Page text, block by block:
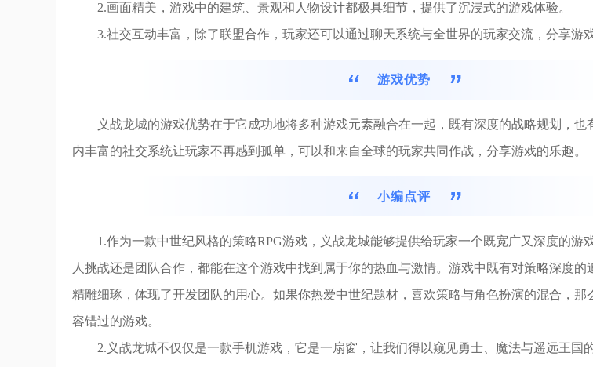
2.画面精美，游戏中的建筑、景观和人物设计都极具细节，提供了沉浸式的游戏体验。
3.社交互动丰富，除了联盟合作，玩家还可以通过聊天系统与全世界的玩家交流，分享游戏
游戏优势
义战龙城的游戏优势在于它成功地将多种游戏元素融合在一起，既有深度的战略规划，也
内丰富的社交系统让玩家不再感到孤单，可以和来自全球的玩家共同作战，分享游戏的乐趣。
小编点评
1.作为一款中世纪风格的策略RPG游戏，义战龙城能够提供给玩家一个既宽广又深度的游
人挑战还是团队合作，都能在这个游戏中找到属于你的热血与激情。游戏中既有对策略深度的
精雕细琢，体现了开发团队的用心。如果你热爱中世纪题材，喜欢策略与角色扮演的混合，那
容错过的游戏。
2.义战龙城不仅仅是一款手机游戏，它是一扇窗，让我们得以窥见勇士、魔法与遥远王国